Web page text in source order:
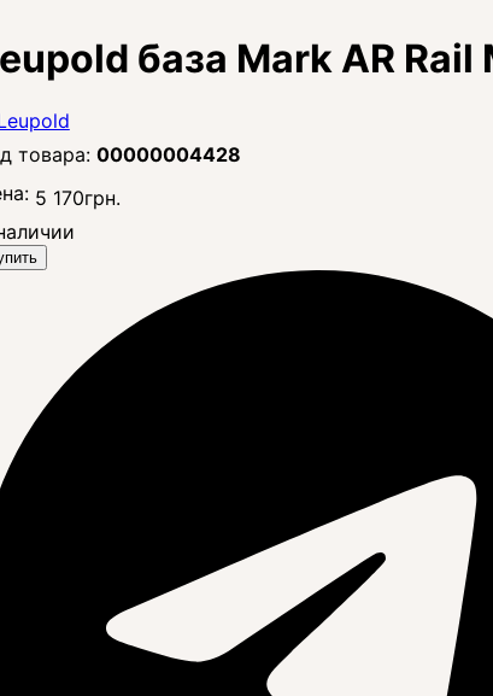
база Mark AR
00000004428
5 170грн.